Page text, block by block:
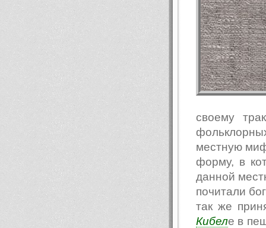
своему
местную
форму, в
данной
почитали
так же
Кибеле в